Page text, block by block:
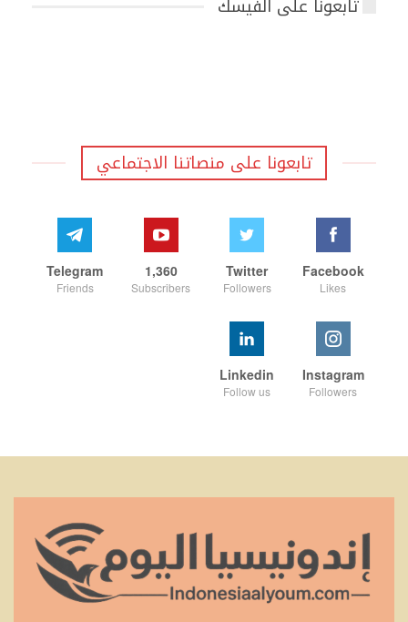
تابعونا على الفيسك
تابعونا على منصاتنا الاجتماعي
Facebook
Likes
Twitter
Followers
1,360
Subscribers
Telegram
Friends
Instagram
Followers
Linkedin
Follow us